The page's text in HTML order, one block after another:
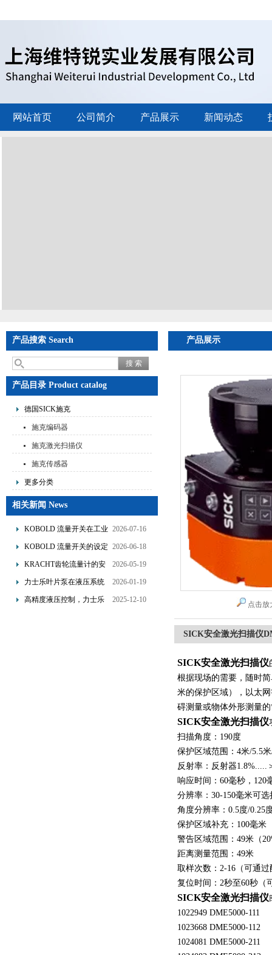
网站首页 公司简介 产品展示 新闻动态
产品搜索 Search
产品目录 Product catalog
德国SICK施克
施克编码器
施克激光扫描仪
施克传感器
更多分类
相关新闻 News
KOBOLD 流量开关在工业
管道水流量监测中的应用
2026-07-16
KOBOLD 流量开关的设定
流量调节与刻度指示
2026-06-18
KRACHT齿轮流量计的安
装要求：直管段、过滤器
2026-05-19
力士乐叶片泵在液压系统
中的应用分析
2026-01-19
高精度液压控制，力士乐
2025-12-10
产品展示
点击放
SICK安全激光扫描仪
SICK安全激光扫描仪
根据现场的需要，随时
米的保护区域），以太
碍测量或物体外形测量
SICK安全激光扫描仪
扫描角度：190度
保护区域范围：4米/5.5
反射率：反射器1.8%.....
响应时间：60毫秒，120
分辨率：30-150毫米可选
角度分辨率：0.5度/0.25
保护区域补充：100毫米
警告区域范围：49米（
距离测量范围：49米
取样次数：2-16（可通
复位时间：2秒至60秒（
SICK安全激光扫描仪
1022949 DME5000-111
1023668 DME5000-112
1024081 DME5000-211